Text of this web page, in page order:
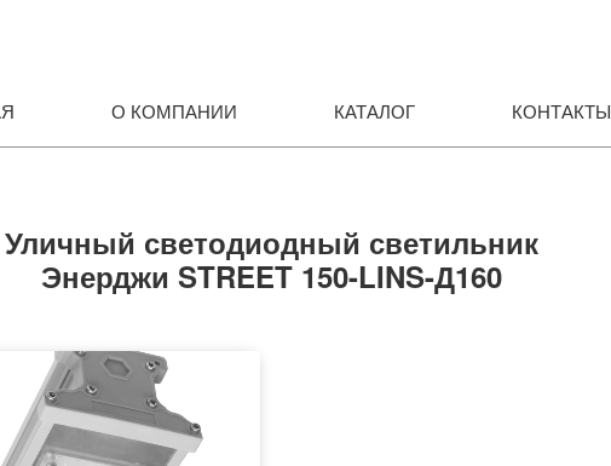
О КОМПАНИИ КАТАЛОГ КОНТАКТЫ
Уличный светодиодный светильник
Энерджи STREET 150-LINS-Д160